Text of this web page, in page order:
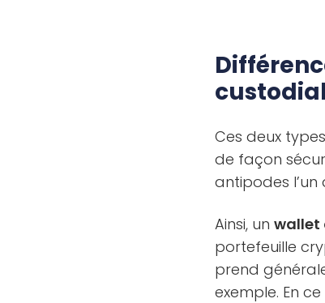
custodial
Ces deux
de façon
antipodes l’un
Ainsi, unwallet
portefeuille
prend
exemple. En